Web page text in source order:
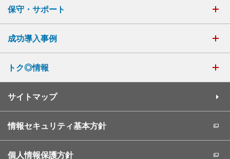
保守・サポート
成功導入事例
トク◎情報
サイトマップ
情報セキュリティ基本方針
個人情報保護方針